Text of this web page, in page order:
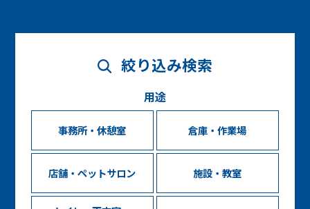
絞り込み検索
用途
事務所・休憩室 倉庫・作業場
店舗・ペットサロン 施設・教室